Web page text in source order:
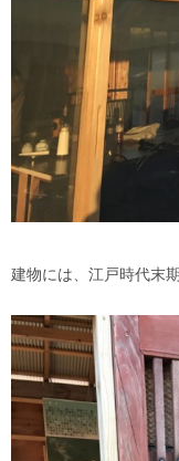
建物には、江戸時代末